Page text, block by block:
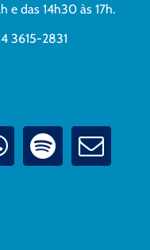
e das 14h30 às 17h.
3615-2831